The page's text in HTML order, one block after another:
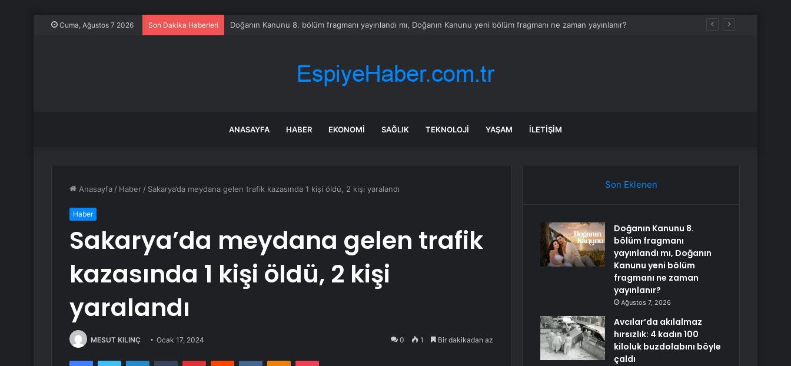
Cuma, Ağustos 7 2026 Son Dakika Haberleri Avcılar’da akılalmaz hırsızlık: 4 kadın 100 kiloluk buzdolabını böyle çaldı
ANASAYFA HABER EKONOMI SAĞLIK TEKNOLOJI YAŞAM İLETIŞIM
Anasayfa / Haber / Sakarya’da meydana gelen trafik kazasında 1 kişi öldü, 2 kişi yaralandı
Haber
Sakarya’da meydana gelen trafik
kazasında 1 kişi öldü, 2 kişi
yaralandı
MESUT KILINÇ Ocak 17, 2024 0 1 Bir dakikadan az
FacebookTwitter LinkedInTumblr PinterestReddit VKontakteOdnoklassniki
Pocket
Son Eklenen
Doğanın Kanunu 8.
bölüm fragmanı
yayınlandı mı, Doğanın
Kanunu yeni bölüm
fragmanı ne zaman
yayınlanır?
Ağustos 7, 2026
Avcılar’da akılalmaz
hırsızlık: 4 kadın 100
kiloluk buzdolabını böyle
çaldı